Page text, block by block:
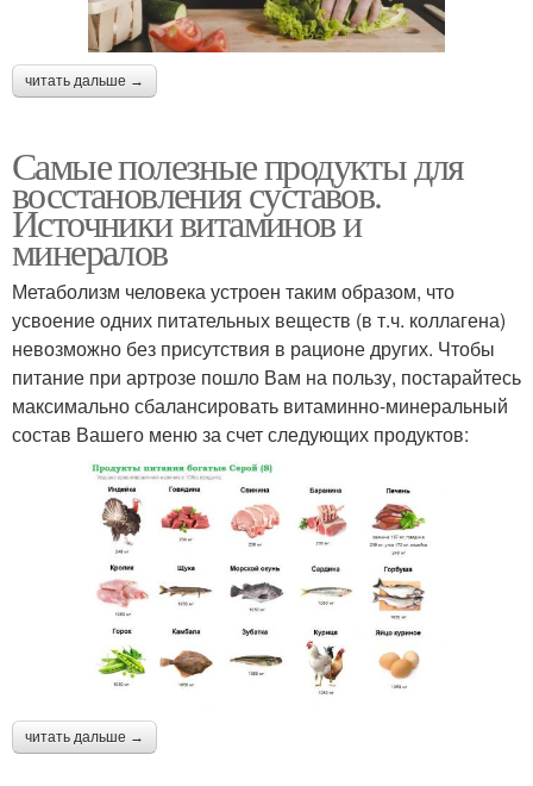
читать дальше →
Самые полезные продукты для
восстановления суставов.
Источники витаминов и
минералов
Метаболизм человека устроен таким образом, что
усвоение одних питательных веществ (в т.ч. коллагена)
невозможно без присутствия в рационе других. Чтобы
питание при артрозе пошло Вам на пользу, постарайтесь
максимально сбалансировать витаминно-минеральный
состав Вашего меню за счет следующих продуктов:
читать дальше →